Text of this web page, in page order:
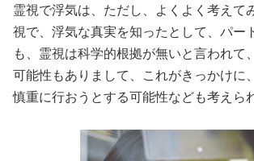
霊視で浮気は、ただし、よくよく考えて
視で、浮気な真実を知ったとして、パー
も、霊視は科学的根拠が無いと言われて
可能性もありまして、これがきっかけに
慎重に行おうとする可能性なども考えら